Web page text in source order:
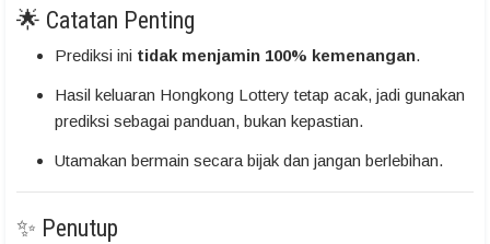
🌟 Catatan Penting
Prediksi ini tidak menjamin 100% kemenangan.
Hasil keluaran Hongkong Lottery tetap acak, jadi gunakan
prediksi sebagai panduan, bukan kepastian.
Utamakan bermain secara bijak dan jangan berlebihan.
✨ Penutup